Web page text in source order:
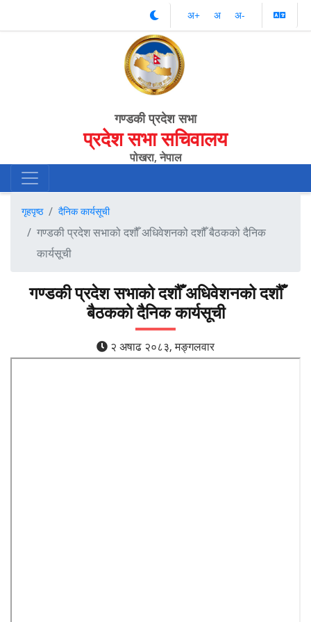
अ‌‌+ अ‌ अ‌-
गण्डकी प्रदेश सभा
प्रदेश सभा सचिवालय
पोखरा, नेपाल
गृहपृष्ठ दैनिक कार्यसूची
गण्डकी प्रदेश सभाको दशौँ अधिवेशनको दशौँ बैठकको दैनिक
कार्यसूची
गण्डकी प्रदेश सभाको दशौँ अधिवेशनको दशौँ
बैठकको दैनिक कार्यसूची
२ अषाढ २०८३, मङ्गलवार